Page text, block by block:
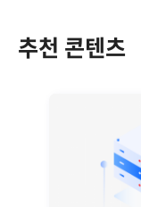
추천 콘텐츠